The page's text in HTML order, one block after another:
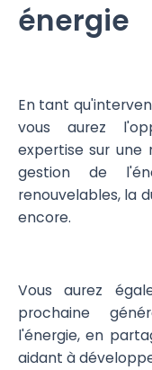
énergie
En tant
vous aurez
expertise sur une
gestion de
renouvelables, la
encore.
Vous aurez
prochaine
l'énergie, en
aidant à